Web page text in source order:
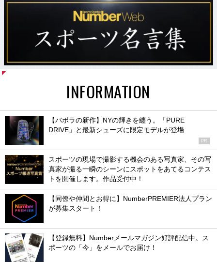
INFORMATION
【バボラの新作】NYの輝きを纏う。「PURE
DRIVE」と最新シューズに限定モデルが登場
PR
スポーツの現場で撮影する機会のある写真家、その写
真家が撮る一瞬のシーンにスポットをあてるコンテス
トを開催します。作品受付中！
【同僚や仲間とお得に】NumberPREMIER法人プラン
が募集スタート！
【登録無料】Numberメールマガジン好評配信中。ス
ポーツの「今」をメールでお届け！